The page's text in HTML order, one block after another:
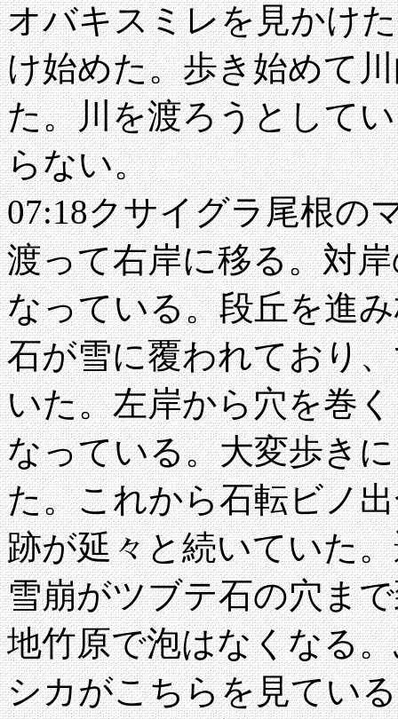
オバキスミレを見かけ
け始めた。歩き始めて
た。川を渡ろうとして
らない。
07:18クサイグラ尾根の
渡って右岸に移る。対
なっている。段丘を進
石が雪に覆われており
いた。左岸から穴を巻
なっている。大変歩き
た。これから石転ビノ
跡が延々と続いていた
雪崩がツブテ石の穴ま
地竹原で泡はなくなる
シカがこちらを見てい